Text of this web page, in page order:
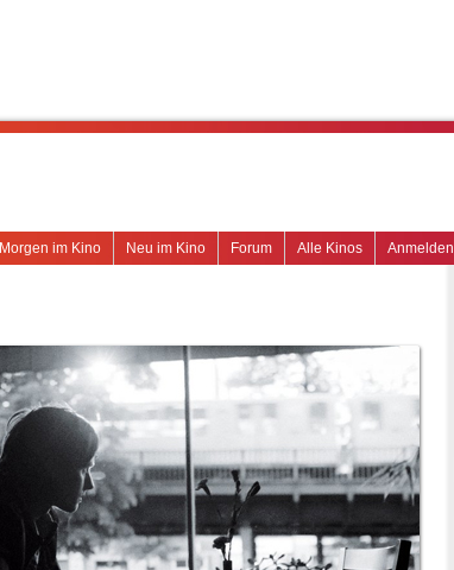
Anmelden
Alle Kinos
Forum
Neu im Kino
Morgen im Kino